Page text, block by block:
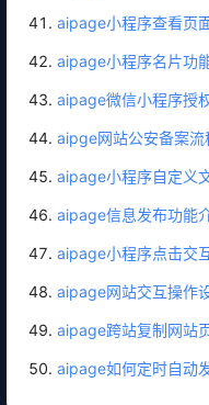
aipage小程序查看页
aipage小程序名片功
aipage微信小程序授
aipge网站公安备案流
aipage小程序自定义
aipage信息发布功能
aipage小程序点击交
aipage网站交互操作
aipage跨站复制网站
aipage如何定时自动